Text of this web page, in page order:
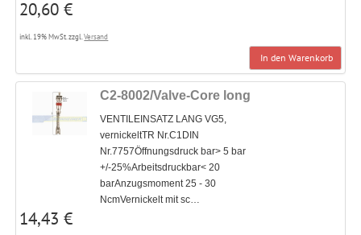
20,60 €
inkl. 19% MwSt. zzgl.Versand
In den Warenkorb
C2-8002/Valve-Core long
VENTILEINSATZ LANG VG5,
vernickeltTR Nr.C1DIN
Nr.7757Öffnungsdruck bar> 5 bar
+/-25%Arbeitsdruckbar< 20
barAnzugsmoment 25 - 30
NcmVernickelt mit sc…
14,43 €